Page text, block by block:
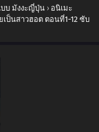
บ มังงะญี่ปุ่น › อนิเมะ
เป็นสาวฮอต ตอนที่1-12 ซับ